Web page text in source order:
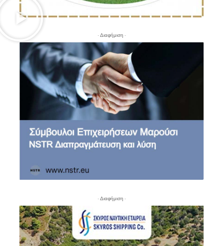
- Διαφήμιση -
- Διαφήμιση -